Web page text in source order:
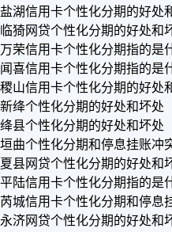
盐湖信用卡个性化分期的好处
临猗网贷个性化分期的好处和
万荣信用卡个性化分期指的是
闻喜信用卡个性化分期指的是
稷山信用卡个性化分期的好处
新绛个性化分期的好处和坏处
绛县个性化分期的好处和坏处
垣曲个性化分期和停息挂账冲
夏县网贷个性化分期的好处和
平陆信用卡个性化分期指的是
芮城信用卡个性化分期和停息
永济网贷个性化分期的好处和